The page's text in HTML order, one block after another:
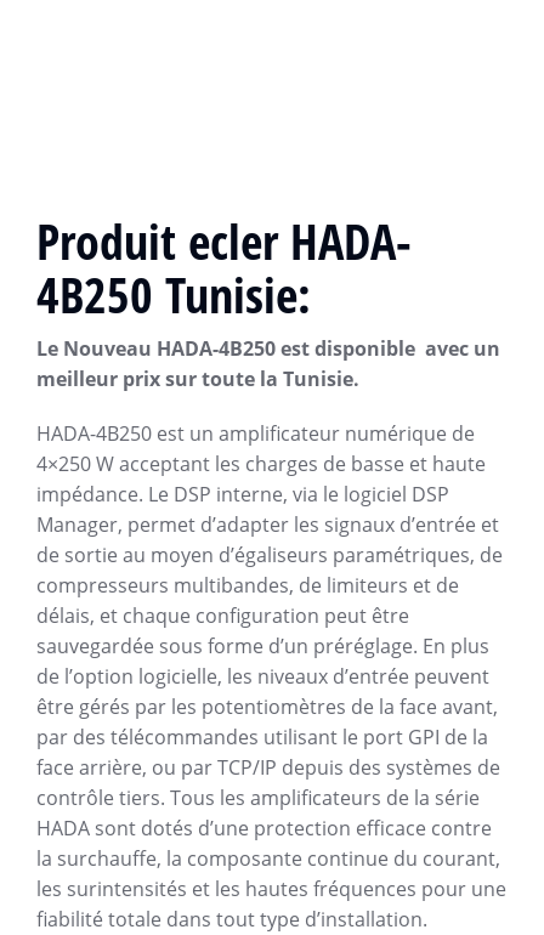
Produit eclerHADA-
4B250 Tunisie:
Le Nouveau HADA-4B250 est disponible avec un
meilleur prix sur toute la Tunisie.
HADA-4B250 est un amplificateur numérique de
4×250 W acceptant les charges de basse et haute
impédance. Le DSP interne, via le logiciel DSP
Manager, permet d’adapter les signaux d’entrée et
de sortie au moyen d’égaliseurs paramétriques, de
compresseurs multibandes, de limiteurs et de
délais, et chaque configuration peut être
sauvegardée sous forme d’un préréglage. En plus
de l’option logicielle, les niveaux d’entrée peuvent
être gérés par les potentiomètres de la face avant,
par des télécommandes utilisant le port GPI de la
face arrière, ou par TCP/IP depuis des systèmes de
contrôle tiers. Tous les amplificateurs de la série
HADA sont dotés d’une protection efficace contre
la surchauffe, la composante continue du courant,
les surintensités et les hautes fréquences pour une
fiabilité totale dans tout type d’installation.